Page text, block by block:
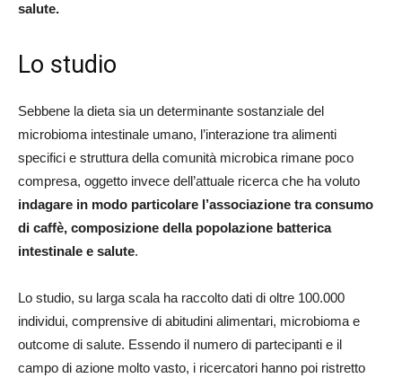
salute.
Lo studio
Sebbene la dieta sia un determinante sostanziale del
microbioma intestinale umano, l’interazione tra alimenti
specifici e struttura della comunità microbica rimane poco
compresa, oggetto invece dell’attuale ricerca che ha voluto
indagare in modo particolare l’associazione tra consumo
di caffè, composizione della popolazione batterica
intestinale e salute.
Lo studio, su larga scala ha raccolto dati di oltre 100.000
individui, comprensive di abitudini alimentari, microbioma e
outcome di salute. Essendo il numero di partecipanti e il
campo di azione molto vasto, i ricercatori hanno poi ristretto